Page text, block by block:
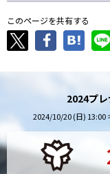
このページを共有する
2024プ
2024/10/20 (日) 13:00